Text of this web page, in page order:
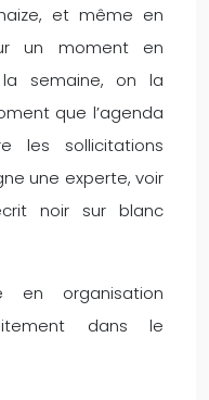
et même en
un moment en
semaine, on la
que l’agenda
les sollicitations
une experte, voir
noir sur blanc
en organisation
dans le